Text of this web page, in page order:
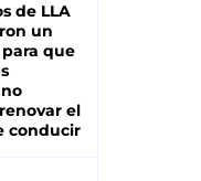
de LLA
un
que
el
conducir